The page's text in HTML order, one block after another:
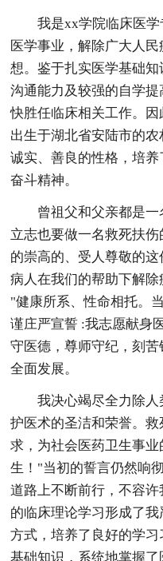
我是xx学院临床医
医学事业，解除广大人
想。鉴于扎实医学基础
沟通能力及较强的自学
快胜任临床相关工作。
出生于湖北省安陆市的农
诚实、善良的性格，培
奋斗精神。
曾祖父和父亲都是
立志也要做一名救死扶
的崇高的、受人尊敬的
病人在我们的帮助下解除
"健康所系、性命相托。
谨庄严宣誓 :我志愿献身
守医德，尊师守纪，刻苦
全面发展。
我决心竭尽全力除
护医术的圣洁和荣誉。
求，为社会医药卫生事
生！"当初的誓言仍然响
道路上不断前行，不容
的临床理论学习形成了
方式，培养了良好的学
基础知识，系统地掌握